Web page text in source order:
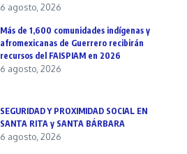
6 agosto, 2026
Más de 1,600 comunidades indígenas y
afromexicanas de Guerrero recibirán
recursos del FAISPIAM en 2026
6 agosto, 2026
SEGURIDAD Y PROXIMIDAD SOCIAL EN
SANTA RITA y SANTA BÁRBARA
6 agosto, 2026